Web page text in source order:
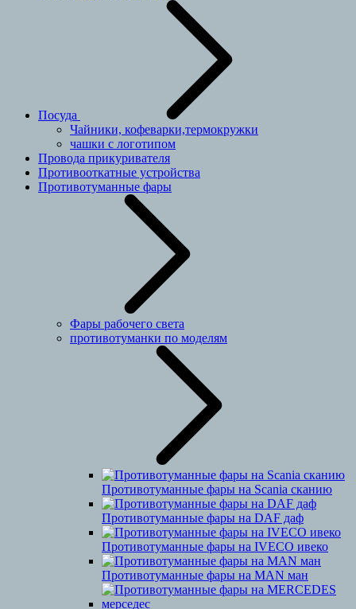
Посуда
Чайники, кофеварки,термокружки
чашки с логотипом
Провода прикуривателя
Противооткатные устройства
Противотуманные фары
Фары рабочего света
противотуманки по моделям
Противотуманные фары на Scania сканию
Противотуманные фары на DAF даф
Противотуманные фары на IVECO ивеко
Противотуманные фары на MAN ман